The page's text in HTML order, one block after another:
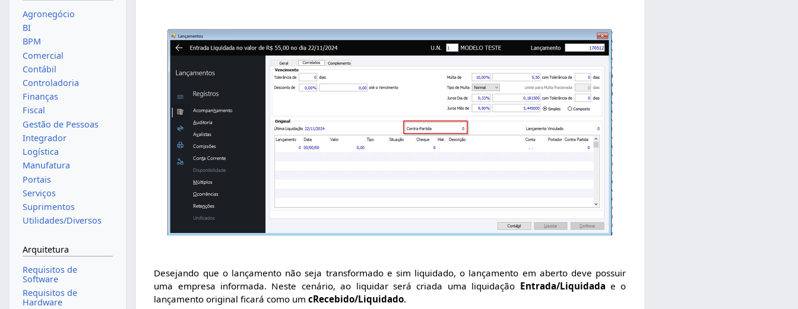
Desejando que o lançamento não seja transformado e sim liquidado, o lançamento em aberto deve possuir
uma empresa informada. Neste cenário, ao liquidar será criada uma liquidação Entrada/Liquidada e o
lançamento original ficará como umcRecebido/Liquidado.
Agronegócio
BI
BPM
Comercial
Contábil
Controladoria
Finanças
Fiscal
Gestão de Pessoas
Integrador
Logística
Manufatura
Portais
Serviços
Suprimentos
Utilidades/Diversos
Arquitetura
Requisitos de
Software
Requisitos de
Hardware